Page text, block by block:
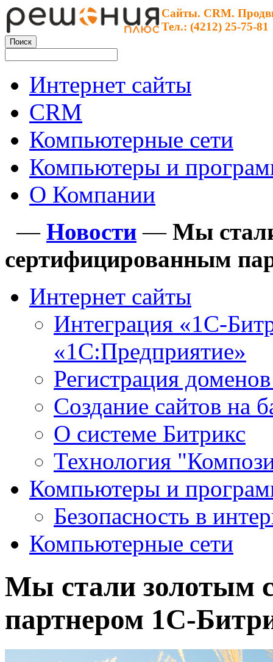
Сайты. CRM.
Тел.: (4212) 25-75-81
Интернет сайты
CRM
Компьютерные сети
Компьютеры и
О Компании
— Новости — Мы
сертифицированным
Интернет сайты
Интеграция «1С-
«1С:Предприятие»
Регистрация
Создание сайтов на
О системе Битрикс
Технология
Компьютеры и
Безопасность в
Компьютерные сети
Мы стали золотым
партнером 1С-